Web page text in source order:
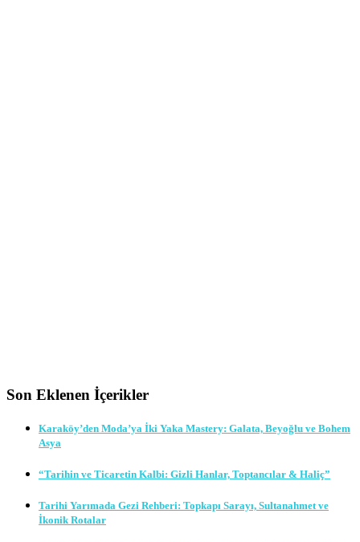
Son Eklenen İçerikler
Karaköy’den Moda’ya İki Yaka Mastery: Galata, Beyoğlu ve Bohem
Asya
“Tarihin ve Ticaretin Kalbi: Gizli Hanlar, Toptancılar & Haliç”
Tarihi Yarımada Gezi Rehberi: Topkapı Sarayı, Sultanahmet ve
İkonik Rotalar